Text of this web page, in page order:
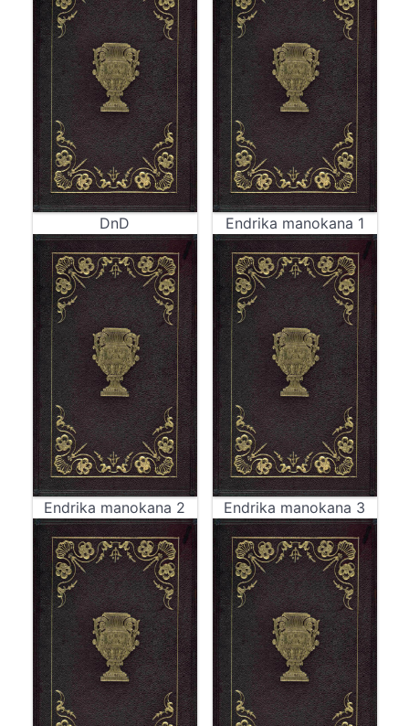
DnD Endrika manokana 1
Endrika manokana 2 Endrika manokana 3